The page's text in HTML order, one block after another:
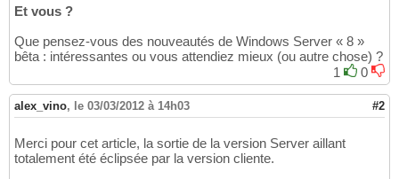
Et vous ?
Que pensez-vous des nouveautés de Windows Server « 8 »
bêta : intéressantes ou vous attendiez mieux (ou autre chose) ?
1
0
alex_vino, le 03/03/2012 à 14h03 #2
Merci pour cet article, la sortie de la version Server aillant
totalement été éclipsée par la version cliente.